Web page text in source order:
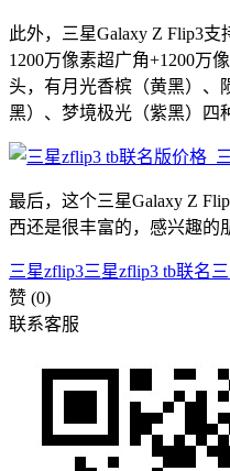
此外，三星Galaxy Z Flip3
1200万像素超广角+1200万
头，有月光香槟（黄黑）、
黑）、梦境极光（紫黑）四
最后，这个三星Galaxy Z
西还是很丰富的，感兴趣的
三星zflip3三星zflip3 tb联名
赞 (0)
联系客服